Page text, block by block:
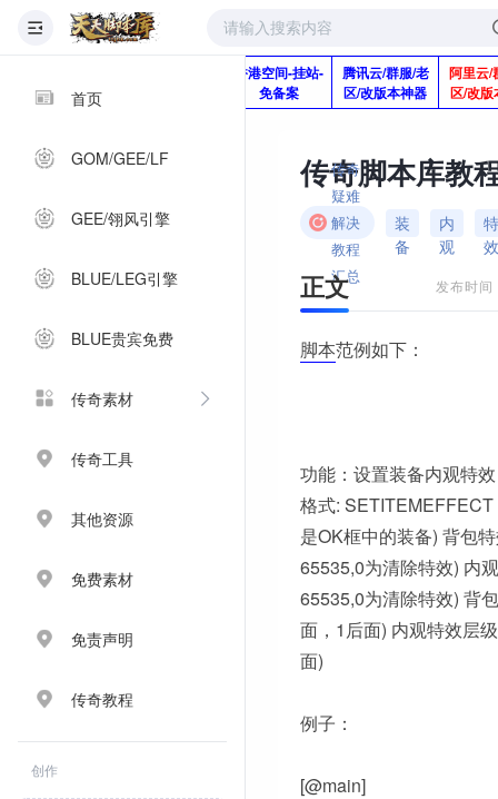
首页
GOM/GEE/LF
GEE/翎风引擎
BLUE/LEG引擎
BLUE贵宾免费
传奇素材
传奇工具
其他资源
免费素材
免责声明
传奇教程
创作
Q920992345
香港空间-挂站-
免备案
腾讯云/群服/老
区/改版本神器
阿里云/
区/改版
传奇脚本库教
传奇
疑难
解决
教程
汇总
装
备
内
观
特
效
正文 发布时
脚本范例如下：
功能：设置装备内观特效
格式:
是OK框中的装备) 背包
65535,0为清除特效) 内
65535,0为清除特效) 背
面，1后面) 内观特效层
面)
例子：
[@main]